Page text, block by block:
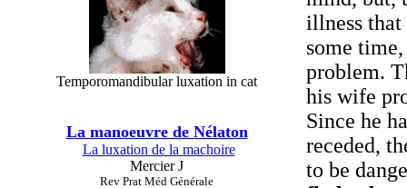
Temporomandibular luxation in cat
La manoeuvre de Nélaton
La luxation de la machoire
Mercier J
Rev Prat Méd Générale
illness that
some
problem.
his wife
Since he
receded,
to be